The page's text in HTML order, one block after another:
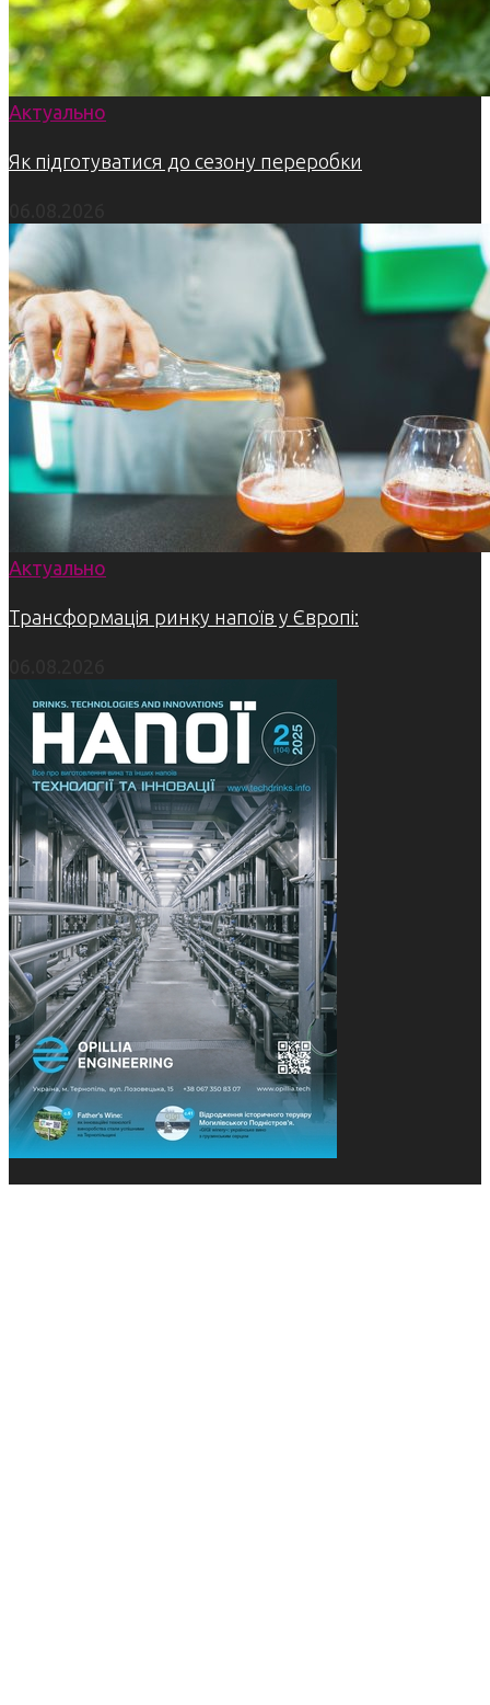
Актуально
Як підготуватися до сезону переробки
Актуально
Трансформація ринку напоїв у Європі: